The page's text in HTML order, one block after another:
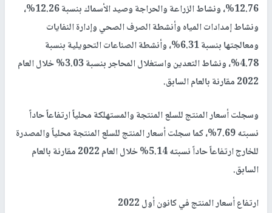
12.76%، ونشاط الزراعة والحراجة وصيد الأسماك بنسبة 12.26%،
ونشاط إمدادات المياه وأنشطة الصرف الصحي وإدارة النفايات
ومعالجتها بنسبة 6.31%، وأنشطة الصناعات التحويلية بنسبة
4.78%، ونشاط التعدين واستغلال المحاجر بنسبة 3.03% خلال العام
2022 مقارنة بالعام السابق.
وسجلت أسعار المنتج للسلع المنتجة والمستهلكة محلياً ارتفاعاً حاداً
نسبته 7.69%، كما سجلت أسعار المنتج للسلع المنتجة محلياً والمصدرة
للخارج ارتفاعاً حاداً نسبته 5.14% خلال العام 2022 مقارنة بالعام
السابق.
ارتفاع أسعار المنتج في كانون أول 2022